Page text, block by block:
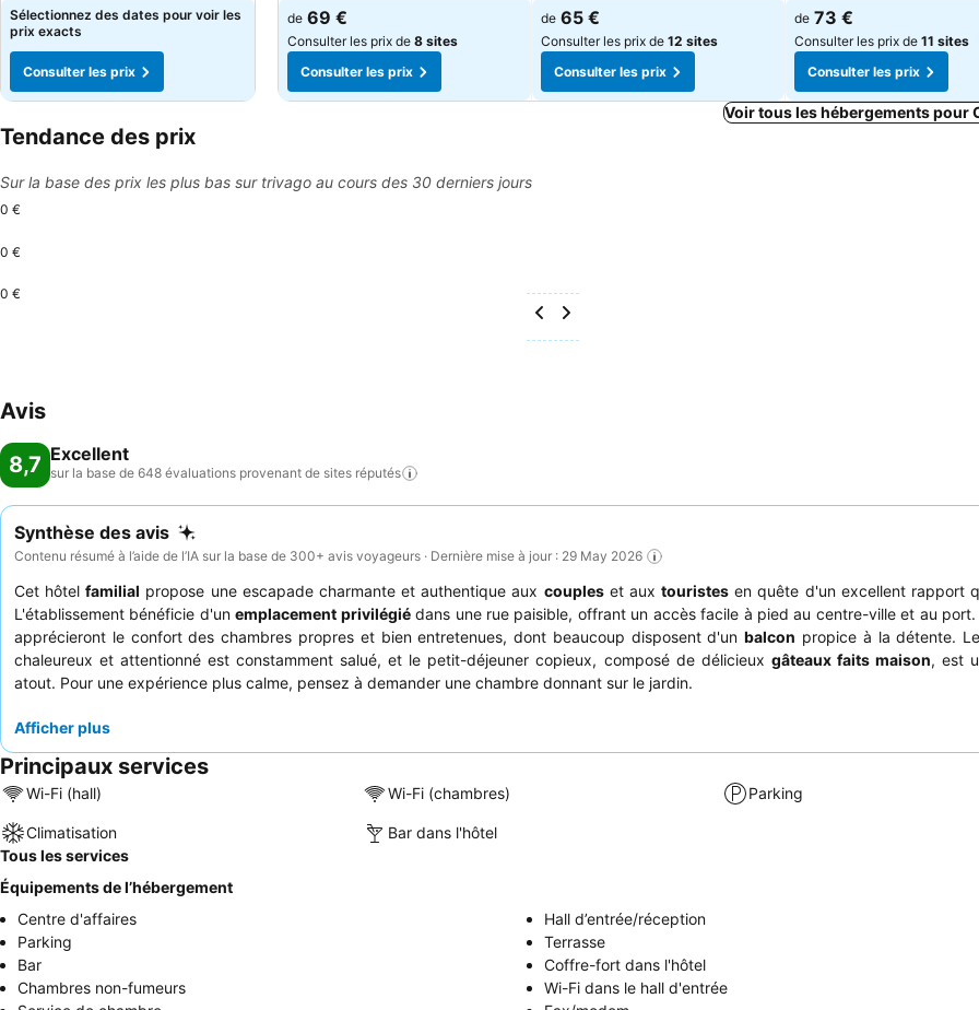
Consulter les prix
Sélectionnez des dates pour voir les
prix exacts
Consulter les prix
Consulter les prix
de 69 €
Consulter les prix de 8 sites
Consulter les prix
Consulter les prix
de 65 €
Consulter les prix de 12 sites
Consulter les prix
Consulter les prix
de 73 €
Consulter les prix de 11 sites
Consulter les prix
Voir tous les hébergements pour
Tendance des prix
Sur la base des prix les plus bas sur trivago au cours des 30 derniers jours
0 €
0 €
0 €
Avis
8,7 Excellent
sur la base de 648 évaluations provenant de sites réputés
Synthèse des avis
Contenu résumé à l’aide de l’IA sur la base de 300+ avis voyageurs · Dernière mise à jour : 29 May 2026
Cet hôtelfamilial propose une escapade charmante et authentique aux coupleset auxtouristes en quête d'un excellent rapport
L'établissement bénéficie d'unemplacement privilégiédans une rue paisible, offrant un accès facile à pied au centre-ville et au port.
apprécieront le confort des chambres propres et bien entretenues, dont beaucoup disposent d'unbalcon propice à la détente.
chaleureux et attentionné est constamment salué, et le petit-déjeuner copieux, composé de délicieux gâteaux faits maison, est
atout. Pour une expérience plus calme, pensez à demander une chambre donnant sur le jardin.
Afficher plus
Principaux services
Wi-Fi (hall) Wi-Fi (chambres) Parking
Climatisation
Bar dans l'hôtel
Tous les services
Équipements de l’hébergement
Centre d'affaires
Hall d’entrée/réception
Parking
Terrasse
Bar
Coffre-fort dans l'hôtel
Chambres non-fumeurs
Wi-Fi dans le hall d'entrée